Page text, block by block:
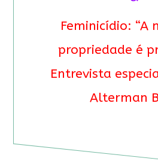
Feminicídio: “A
propriedade é
Entrevista
Alterman